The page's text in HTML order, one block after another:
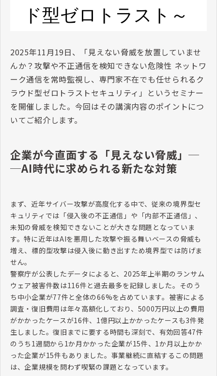
ド型ゼロトラスト～
2025年11月19日、「見えない脅威を放置していませ
んか？攻撃や不正通信を検知できない危険性 ネットワ
ーク通信を常時監視し、専門家不在でも任せられるク
ラウド型ゼロトラストセキュリティ」というセミナー
を開催しました。今回はその講演内容のポイントにつ
いてご紹介します。
企業が今直面する「見えない脅威」─
─AI時代に求められる新たな対策
まず、近年サイバー攻撃が高度化する中で、従来の境界型セ
キュリティでは「侵入後の不正通信」や「内部不正通信」、
未知の脅威を検知できないことが大きな問題となっていま
す。特に近年はAIを悪用した攻撃や振る舞いベースの脅威も
増え、標的型攻撃は侵入後に動き出すため境界型では防げま
せん。
警察庁が公表したデータによると、 2025年上半期のランサム
ウェア被害件数は116件と過去最多を記録しました。そのう
ち中小企業が77件と全体の66%を占めています。被害による
調査・復旧費用は年々高額化しており、 5000万円以上の費用
がかかったケースが16件、 1億円以上かかったケースも3件発
生しました。復旧までに要する時間も深刻で、有効回答47件
のうち 1週間から 1か月かかった企業が15件、 1か月以上かか
った企業が15件もありました。事業継続に直結するこの問題
は、企業規模を問わず喫緊の課題となっています。